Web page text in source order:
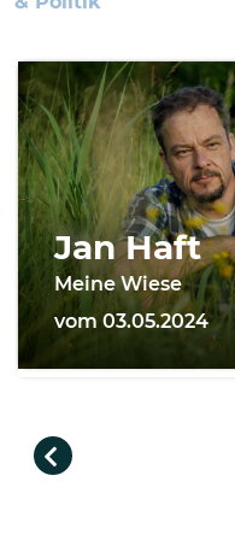
Jan Haft
Meine Wiese
vom 03.05.2024